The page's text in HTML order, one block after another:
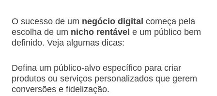
O sucesso de um negócio digital começa pela
escolha de um nicho rentável e um público bem
definido. Veja algumas dicas:
Defina um público-alvo específico para criar
produtos ou serviços personalizados que gerem
conversões e fidelização.